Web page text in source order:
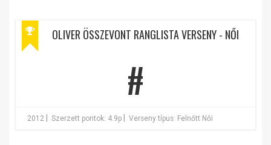
OLIVER ÖSSZEVONT RANGLISTA VERSENY - NŐI
#
2012 Szerzett pontok: 4.9p Verseny típus: Felnőtt Női